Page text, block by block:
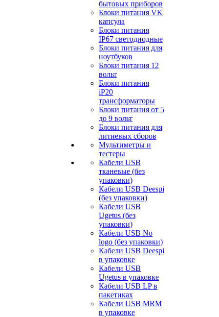
бытовых приборов
Блоки питания VK
капсула
Блоки питания
IP67 светодиодные
Блоки питания для
ноутбуков
Блоки питания 12
вольт
Блоки питания
iP20
трансформаторы
Блоки питания от 5
до 9 вольт
Блоки питания для
литиевых сборов
Мультиметры и
тестеры
Кабели USB
тканевые (без
упаковки)
Кабели USB Deespi
(без упаковки)
Кабели USB
Ugetus (без
упаковки)
Кабели USB No
logo (без упаковки)
Кабели USB Deespi
в упаковке
Кабели USB
Ugetus в упаковке
Кабели USB LP в
пакетиках
Кабели USB MRM
в упаковке